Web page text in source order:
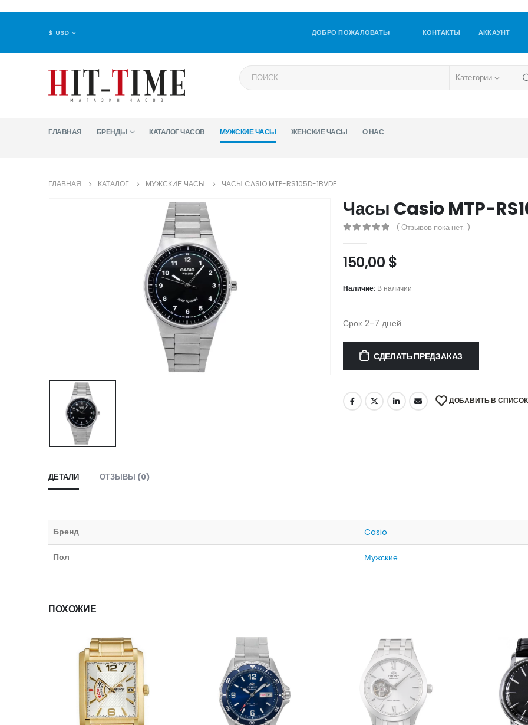
$ USD ДОБРО ПОЖАЛОВАТЬ! КОНТАКТЫ АККАУНТ
Категории
ГЛАВНАЯ БРЕНДЫ КАТАЛОГ ЧАСОВ МУЖСКИЕ ЧАСЫ ЖЕНСКИЕ ЧАСЫ О НАС
ГЛАВНАЯ КАТАЛОГ МУЖСКИЕ ЧАСЫ ЧАСЫ CASIO MTP-RS105D-1BVDF
Часы Casio MTP-
( Отзывов пока нет. )
150,00 $
Наличие: В наличии
Срок 2-7 дней
СДЕЛАТЬ ПРЕДЗАКАЗ
ДОБАВИТЬ В
ДЕТАЛИ ОТЗЫВЫ (0)
Бренд Casio
Пол Мужские
ПОХОЖИЕ
НЕТ В НАЛИЧИИ